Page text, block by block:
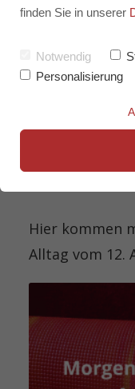
Hier kommen
Alltag vom 12.
finden Sie in unserer
Notwendig
Personalisierung